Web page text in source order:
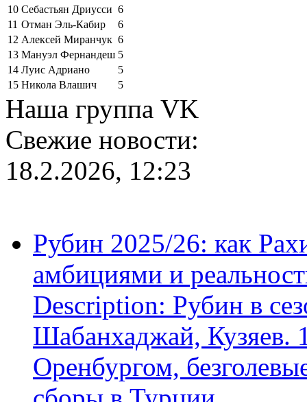
10 Себастьян Дриусси 6
11 Отман Эль-Кабир
6
12 Алексей Миранчук 6
13 Мануэл Фернандеш 5
14 Луис Адриано
5
15 Никола Влашич 5
Наша группа VK
Свежие новости:
18.2.2026, 12:23
Рубин 2025/26: как
амбициями и
Description: Рубин в
Шабанхаджай, Кузяев.
Оренбургом,